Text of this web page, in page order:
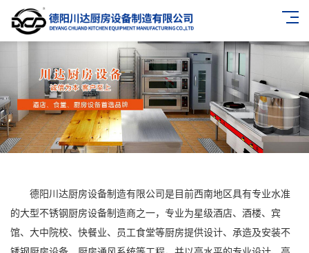
德阳川达厨房设备制造有限公司是目前西南地区具有专业水准
的大型不锈钢厨房设备制造商之一，专业为星级酒店、酒楼、宾
馆、大中院校、快餐业、员工食堂等厨房提供设计、承造及安装不